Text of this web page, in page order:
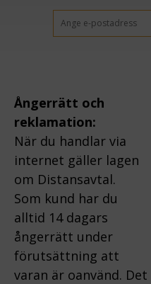
Ångerrätt och
reklamation:
När du handlar via
internet gäller lagen
om Distansavtal.
Som kund har du
alltid 14 dagars
ångerrätt under
förutsättning att
varan är oanvänd. Det